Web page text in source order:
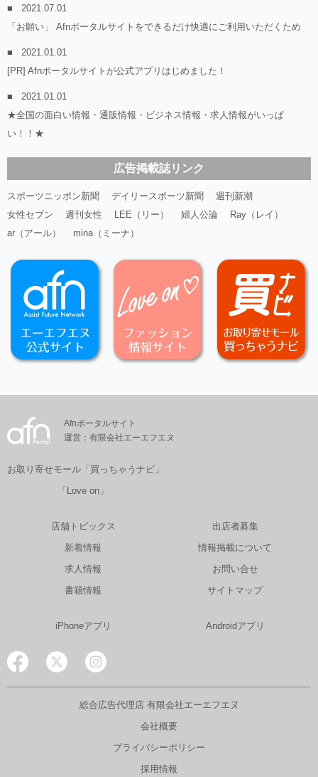
2021.07.01
「お願い」 Afnポータルサイトをできるだけ快適にご利用いただくため
2021.01.01
[PR] Afnポータルサイトが公式アプリはじめました！
2021.01.01
★全国の面白い情報・通販情報・ビジネス情報・求人情報がいっぱ
い！！★
広告掲載誌リンク
スポーツニッポン新聞 デイリースポーツ新聞
週刊新潮
女性セブン
週刊女性 LEE（リー） 婦人公論
Ray（レイ）
ar（アール）
mina（ミーナ）
Afnポータルサイト
運営：有限会社エーエフエヌ
お取り寄せモール「買っちゃうナビ」
「Love on」
店舗トピックス
新着情報
求人情報
書籍情報
出店者募集
情報掲載について
お問い合せ
サイトマップ
iPhoneアプリ Androidアプリ
総合広告代理店 有限会社エーエフエヌ
会社概要
プライバシーポリシー
採用情報